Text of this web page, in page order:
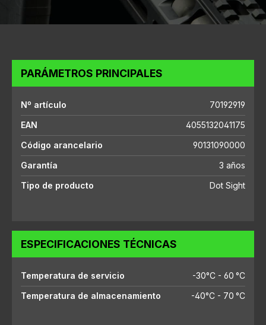
PARÁMETROS PRINCIPALES
Nº artículo
70192919
EAN
4055132041175
Código arancelario
90131090000
Garantía
3 años
Tipo de producto
Dot Sight
ESPECIFICACIONES TÉCNICAS
Temperatura de servicio
-30°C - 60 °C
Temperatura de almacenamiento
-40°C - 70 °C